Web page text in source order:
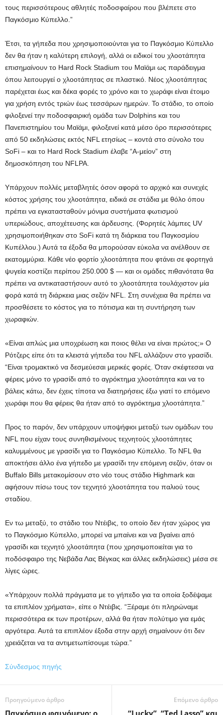
τους περισσότερους αθλητές ποδοσφαίρου που βλέπετε στο
Παγκόσμιο Κύπελλο.”
Έτσι, τα γήπεδα που χρησιμοποιούνται για το Παγκόσμιο Κύπελλο
δεν θα ήταν η καλύτερη επιλογή, αλλά οι ειδικοί του χλοοτάπητα
επισημαίνουν το Hard Rock Stadium του Μαϊάμι ως παράδειγμα
όπου λειτουργεί ο χλοοτάπητας σε πλαστικό. Νέος χλοοτάπητας
παρέχεται έως και δέκα φορές το χρόνο και το χωράφι είναι έτοιμο
για χρήση εντός τριών έως τεσσάρων ημερών. Το στάδιο, το οποίο
φιλοξενεί την ποδοσφαιρική ομάδα των Dolphins και του
Πανεπιστημίου του Μαϊάμι, φιλοξενεί κατά μέσο όρο περισσότερες
από 50 εκδηλώσεις εκτός NFL ετησίως – κοντά στο σύνολο του
SoFi – και το Hard Rock Stadium έλαβε “Α-μείον” στη
δημοσκόπηση του NFLPA.
Υπάρχουν πολλές μεταβλητές όσον αφορά το αρχικό και συνεχές
κόστος χρήσης του χλοοτάπητα, ειδικά σε στάδια με θόλο όπου
πρέπει να εγκατασταθούν μόνιμα συστήματα φωτισμού
υπεριώδους, αποχέτευσης και άρδευσης. (Φορητές λάμπες UV
χρησιμοποιήθηκαν στο SoFi κατά τη διάρκεια του Παγκοσμίου
Κυπέλλου.) Αυτά τα έξοδα θα μπορούσαν εύκολα να ανέλθουν σε
εκατομμύρια. Κάθε νέο φορτίο χλοοτάπητα που φτάνει σε φορτηγά
ψυγεία κοστίζει περίπου 250.000 $ — και οι ομάδες πιθανότατα θα
πρέπει να αντικαταστήσουν αυτό το χλοοτάπητα τουλάχιστον μία
φορά κατά τη διάρκεια μιας σεζόν NFL. Στη συνέχεια θα πρέπει να
προσθέσετε το κόστος για το πότισμα και τη συντήρηση των
χωραφιών.
«Είναι απλώς μια υποχρέωση και ποιος θέλει να είναι πρώτος;» Ο
Ρότζερς είπε ότι τα κλειστά γήπεδα του NFL αλλάζουν στο γρασίδι.
“Είναι τρομακτικό να δεσμεύεσαι μερικές φορές. Όταν σκέφτεσαι να
φέρεις μόνο το γρασίδι από το αγρόκτημα χλοοτάπητα και να το
βάλεις κάτω, δεν έχεις τίποτα να διατηρήσεις έξω γιατί το επόμενο
χωράφι που θα φέρεις θα ήταν από το αγρόκτημα χλοοτάπητα.”
Προς το παρόν, δεν υπάρχουν υποψήφιοι μεταξύ των ομάδων του
NFL που είχαν τους συνηθισμένους τεχνητούς χλοοτάπητες
καλυμμένους με γρασίδι για το Παγκόσμιο Κύπελλο. Το NFL θα
αποκτήσει άλλο ένα γήπεδο με γρασίδι την επόμενη σεζόν, όταν οι
Buffalo Bills μετακομίσουν στο νέο τους στάδιο Highmark και
αφήσουν πίσω τους τον τεχνητό χλοοτάπητα του παλιού τους
σταδίου.
Εν τω μεταξύ, το στάδιο του Ντέιβις, το οποίο δεν ήταν χώρος για
το Παγκόσμιο Κύπελλο, μπορεί να μπαίνει και να βγαίνει από
γρασίδι και τεχνητό χλοοτάπητα (που χρησιμοποιείται για το
ποδόσφαιρο της Νεβάδα Λας Βέγκας και άλλες εκδηλώσεις) μέσα σε
λίγες ώρες.
«Υπάρχουν πολλά πράγματα με το γήπεδο για τα οποία ξοδέψαμε
τα επιπλέον χρήματα», είπε ο Ντέιβις. “Ξέραμε ότι πληρώναμε
περισσότερα εκ των προτέρων, αλλά θα ήταν πολύτιμο για εμάς
αργότερα. Αυτά τα επιπλέον έξοδα στην αρχή σημαίνουν ότι δεν
χρειάζεται να τα αντιμετωπίσουμε τώρα.”
Σύνδεσμος πηγής
Προηγούμενο άρθρο
Παγκόσμιο φαινόμενο: ο
Επόμενο άρθρο
“Lucky”, “Ted Lasso” και